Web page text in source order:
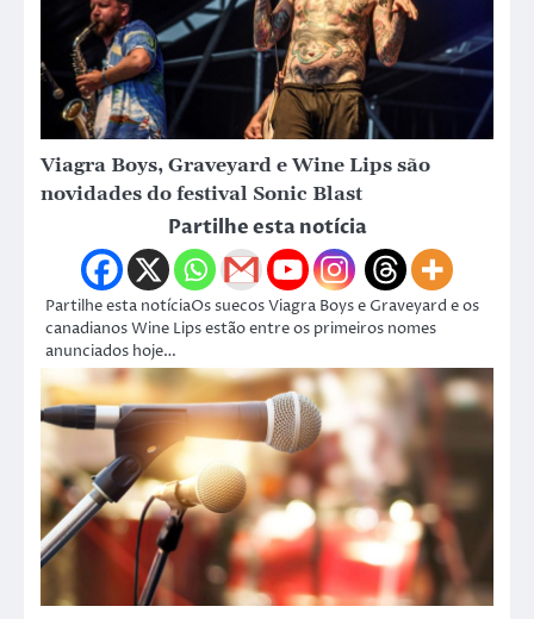
Viagra Boys, Graveyard e Wine Lips são
novidades do festival Sonic Blast
Partilhe esta notícia
Partilhe esta notíciaOs suecos Viagra Boys e Graveyard e os
canadianos Wine Lips estão entre os primeiros nomes
anunciados hoje…